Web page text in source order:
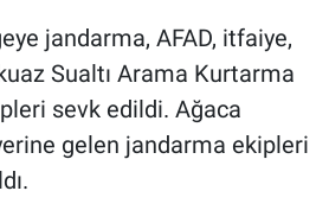
jandarma, AFAD, itfaiye,
Sualtı Arama Kurtarma
sevk edildi. Ağaca
gelen jandarma ekipleri